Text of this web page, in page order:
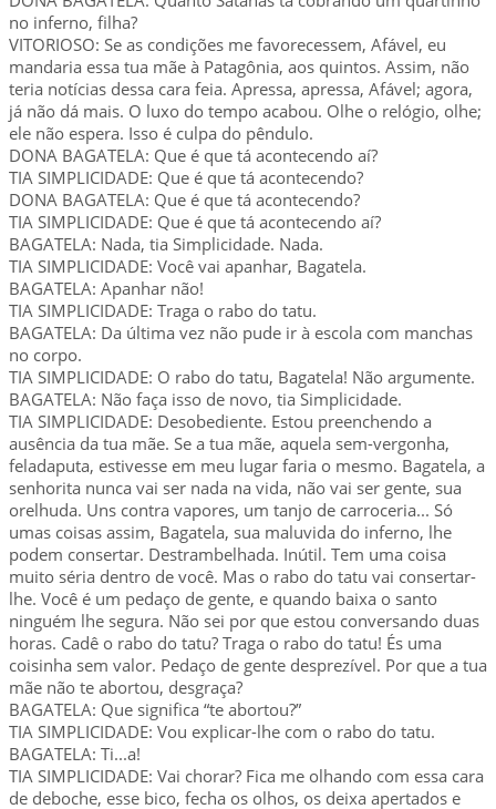
no inferno, filha?
VITORIOSO: Se as condições me favorecessem, Afável, eu
mandaria essa tua mãe à Patagônia, aos quintos. Assim, não
teria notícias dessa cara feia. Apressa, apressa, Afável; agora,
já não dá mais. O luxo do tempo acabou. Olhe o relógio, olhe;
ele não espera. Isso é culpa do pêndulo.
DONA BAGATELA: Que é que tá acontecendo aí?
TIA SIMPLICIDADE: Que é que tá acontecendo?
DONA BAGATELA: Que é que tá acontecendo?
TIA SIMPLICIDADE: Que é que tá acontecendo aí?
BAGATELA: Nada, tia Simplicidade. Nada.
TIA SIMPLICIDADE: Você vai apanhar, Bagatela.
BAGATELA: Apanhar não!
TIA SIMPLICIDADE: Traga o rabo do tatu.
BAGATELA: Da última vez não pude ir à escola com manchas
no corpo.
TIA SIMPLICIDADE: O rabo do tatu, Bagatela! Não argumente.
BAGATELA: Não faça isso de novo, tia Simplicidade.
TIA SIMPLICIDADE: Desobediente. Estou preenchendo a
ausência da tua mãe. Se a tua mãe, aquela sem-vergonha,
feladaputa, estivesse em meu lugar faria o mesmo. Bagatela, a
senhorita nunca vai ser nada na vida, não vai ser gente, sua
orelhuda. Uns contra vapores, um tanjo de carroceria... Só
umas coisas assim, Bagatela, sua maluvida do inferno, lhe
podem consertar. Destrambelhada. Inútil. Tem uma coisa
muito séria dentro de você. Mas o rabo do tatu vai consertar-
lhe. Você é um pedaço de gente, e quando baixa o santo
ninguém lhe segura. Não sei por que estou conversando duas
horas. Cadê o rabo do tatu? Traga o rabo do tatu! És uma
coisinha sem valor. Pedaço de gente desprezível. Por que a tua
mãe não te abortou, desgraça?
BAGATELA: Que significa “te abortou?”
TIA SIMPLICIDADE: Vou explicar-lhe com o rabo do tatu.
BAGATELA: Ti...a!
TIA SIMPLICIDADE: Vai chorar? Fica me olhando com essa cara
de deboche, esse bico, fecha os olhos, os deixa apertados e